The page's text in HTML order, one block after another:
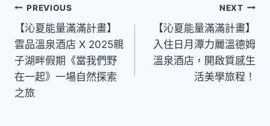
文
章
導
覽
PREVIOUS
【沁夏能量滿滿計畫】
雲品溫泉酒店 X 2025親
子湖畔假期《當我們野
在一起》一場自然探索
之旅
NEXT
【沁夏能量滿滿計畫】
入住日月潭力麗溫德姆
溫泉酒店，開啟質感生
活美學旅程！